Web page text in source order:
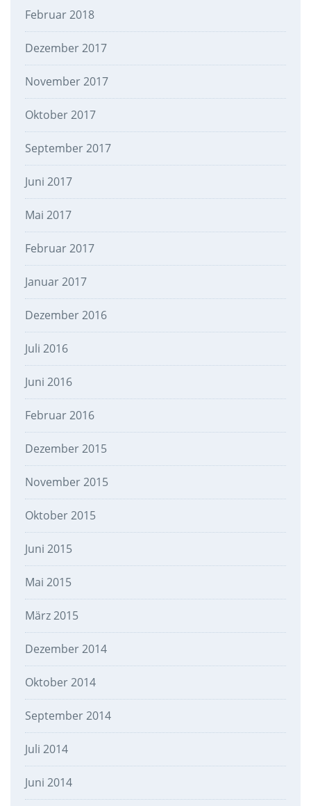
Februar 2018
Dezember 2017
November 2017
Oktober 2017
September 2017
Juni 2017
Mai 2017
Februar 2017
Januar 2017
Dezember 2016
Juli 2016
Juni 2016
Februar 2016
Dezember 2015
November 2015
Oktober 2015
Juni 2015
Mai 2015
März 2015
Dezember 2014
Oktober 2014
September 2014
Juli 2014
Juni 2014